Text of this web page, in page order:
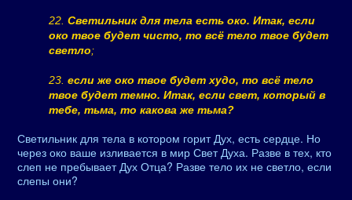
22. Светильник для тела есть око. Итак, если
око твое будет чисто, то всё тело твое будет
светло;
23. если же око твое будет худо, то всё тело
твое будет темно. Итак, если свет, который в
тебе, тьма, то какова же тьма?
Светильник для тела в котором горит Дух, есть сердце. Но
через око ваше изливается в мир Свет Духа. Разве в тех, кто
слеп не пребывает Дух Отца? Разве тело их не светло, если
слепы они?